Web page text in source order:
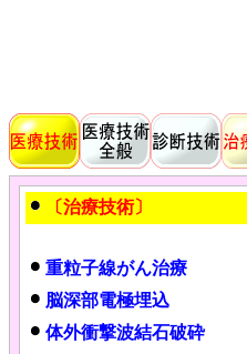
〔治療技術〕
重粒子線がん治療
脳深部電極埋込
体外衝撃波結石破砕